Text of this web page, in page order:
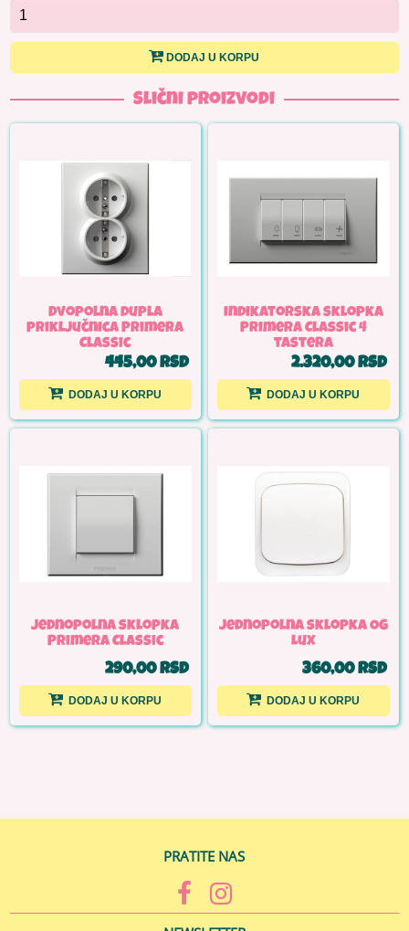
DODAJ U KORPU
Slični proizvodi
Dvopolna dupla
priključnica Primera
Classic
445,00 RSD
DODAJ U KORPU
Indikatorska sklopka
Primera Classic 4
tastera
2.320,00 RSD
DODAJ U KORPU
Jednopolna sklopka
Primera Classic
290,00 RSD
DODAJ U KORPU
Jednopolna sklopka OG
Lux
360,00 RSD
DODAJ U KORPU
PRATITE NAS